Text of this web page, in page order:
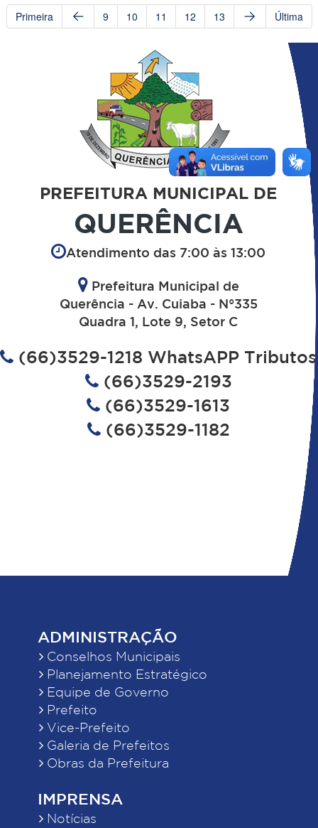
Primeira 9 10 11 12 13 Última
PREFEITURA MUNICIPAL DE
QUERÊNCIA
Atendimento das 7:00 às 13:00
Prefeitura Municipal de
Querência - Av. Cuiaba - N°335
Quadra 1, Lote 9, Setor C
(66)3529-1218 WhatsAPP Tributos
(66)3529-2193
(66)3529-1613
(66)3529-1182
ADMINISTRAÇÃO
Conselhos Municipais
Planejamento Estratégico
Equipe de Governo
Prefeito
Vice-Prefeito
Galeria de Prefeitos
Obras da Prefeitura
IMPRENSA
Notícias